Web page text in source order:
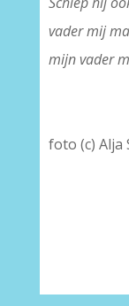
vader mij
mijn vader
foto (c) Alja